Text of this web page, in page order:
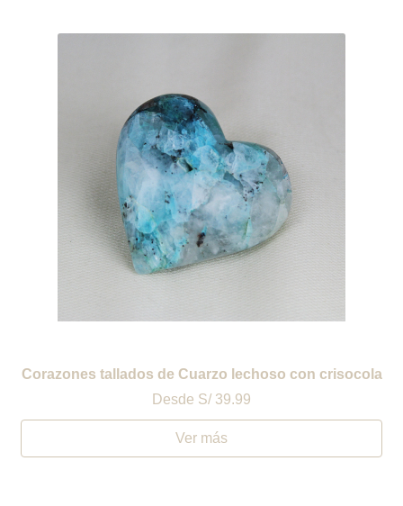
Corazones tallados de Cuarzo lechoso con crisocola
Desde S/ 39.99
Ver más